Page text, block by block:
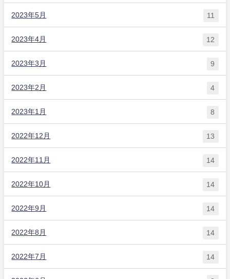
2023年5月 11
2023年4月 12
2023年3月 9
2023年2月 4
2023年1月 8
2022年12月 13
2022年11月 14
2022年10月 14
2022年9月 14
2022年8月 14
2022年7月 14